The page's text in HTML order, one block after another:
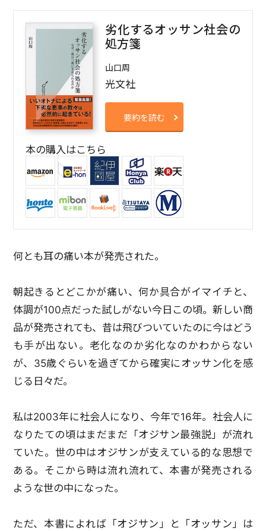
劣化するオッサン社会の
処方箋
山口周
光文社
要約を読む
本の購入はこちら
何とも耳の痛い本が発売された。
朝起きるとどこかが痛い、何か具合がイマイチと、
体調が100点だった試しがない今日この頃。新しい商
品が発売されても、昔は飛びついていたのに今はどう
も手が出ない。老化なのか劣化なのかわからない
が、35歳ぐらいを過ぎてから確実にオッサン化を感
じる日々だ。
私は2003年に社会人になり、今年で16年。社会人に
なりたての頃はまだまだ「オジサン最強説」が流れ
ていた。世の中はオジサンが支えている的な思想で
ある。そこから時は流れ流れて、本書が発売される
ような世の中になった。
ただ、本書によれば「オジサン」と「オッサン」は